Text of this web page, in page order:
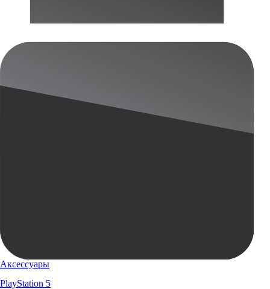
Аксессуары
PlayStation 5